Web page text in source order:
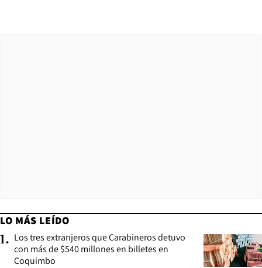
LO MÁS LEÍDO
1. Los tres extranjeros que Carabineros detuvo
con más de $540 millones en billetes en
Coquimbo